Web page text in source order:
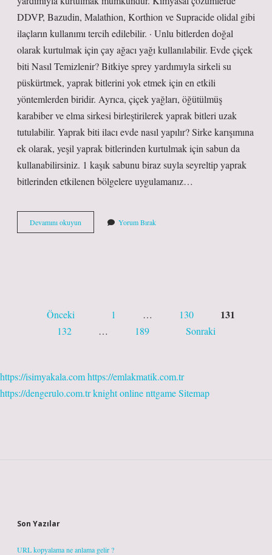
DDVP, Bazudin, Malathion, Korthion ve Supracide olidal gibi
ilaçların kullanımı tercih edilebilir. · Unlu bitlerden doğal
olarak kurtulmak için çay ağacı yağı kullanılabilir. Evde çiçek
biti Nasıl Temizlenir? Bitkiye sprey yardımıyla sirkeli su
püskürtmek, yaprak bitlerini yok etmek için en etkili
yöntemlerden biridir. Ayrıca, çiçek yağları, öğütülmüş
karabiber ve elma sirkesi birleştirilerek yaprak bitleri uzak
tutulabilir. Yaprak biti ilacı evde nasıl yapılır? Sirke karışımına
ek olarak, yeşil yaprak bitlerinden kurtulmak için sabun da
kullanabilirsiniz. 1 kaşık sabunu biraz suyla seyreltip yaprak
bitlerinden etkilenen bölgelere uygulamanız…
Devamını okuyun Çiçeklerdeki
Bitleri
Yorum Bırak
sayfalaması
Önceki 1 … 130 131
132 … 189 Sonraki
https://isimyakala.comhttps://emlakmatik.com.tr
https://dengerulo.com.trknight onlinenttgameSitemap
Son Yazılar
URL kopyalama ne anlama gelir ?